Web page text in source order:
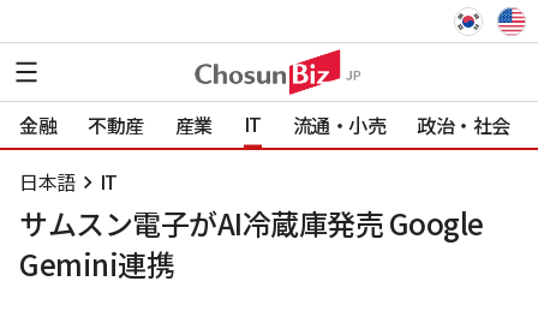
金融 不動産 産業 IT 流通・小売 政治・社会
日本語 IT
サムスン電子がAI冷蔵庫発売 Google
Gemini連携